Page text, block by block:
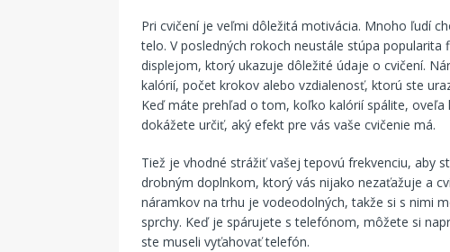
Pri cvičení je veľmi dôležitá motivácia. Mnoho ľudí
telo. V posledných rokoch neustále stúpa
displejom, ktorý ukazuje dôležité údaje o cvičení.
kalórií, počet krokov alebo vzdialenosť, ktorú ste
Keď máte prehľad o tom, koľko kalórií spálite,
dokážete určiť, aký efekt pre vás vaše cvičenie má.
Tiež je vhodné strážiť vašej tepovú frekvenciu, aby
drobným doplnkom, ktorý vás nijako nezaťažuje a
náramkov na trhu je vodeodolných, takže si s nimi
sprchy. Keď je spárujete s telefónom, môžete si
ste museli vyťahovať telefón.